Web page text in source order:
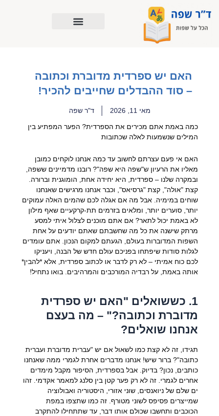
לתוכן
האם יש ספרדית מדוברת וכתובה
– סוד ההבדלים שחייבים להכיר!
מאי 11, 2026 ד"ר שפה
כמה באמת אתם מכירים את הספרדית? הפער המפתיע בין
המילים שנשמעות לאלה שכתובות
האם אי פעם עצרתם לחשוב עד כמה אנחנו לוקחים כמובן
מאליו את הרעיון ש"שפה היא שפה"? רובנו מדמיינים ששפה,
ובמקרה שלנו – ספרדית, היא יחידה אחת, הומוגנית וברורה.
קצת "אולה", קצת "גרסיאס", וכבר אנחנו מרגישים שאנחנו
שוחים במימיה. אבל מה אם אגלה לכם שהמים האלה עמוקים
יותר, סוערים יותר, ומלאים בזרמים תת-קרקעיים שאף מילון
לא באמת יכול לתאר? אם אתם מוכנים לצלול איתי למסע
מרתק שישנה את כל מה שחשבתם שאתם יודעים על אחת
השפות המדוברות בעולם, הגעתם למקום הנכון. אתם עומדים
לגלות סודות שיפתחו בפניכם עולם חדש של הבנה, ויעניקו
לכם כוח אמיתי – לא רק לדבר או לכתוב ספרדית, אלא *להבין*
אותה באמת, על רבדיה המורכבים והמרהיבים. בואו נתחיל!
1. כששואלים "האם יש ספרדית
מדוברת וכתובה?" – מה בעצם
אנחנו שואלים?
תגידו, זה לא קצת כמו לשאול אם יש "עברית מדוברת ועברית
כתובה"? ברור שיש! אנחנו מדברים אחרת לגמרי ממה שאנחנו
כותבים, נכון? בדיוק. אבל בספרדית, הסיפור מקבל מימדים
אחרים לגמרי. זה לא רק פער קטן בין סלנג למאמר אקדמי. זהו
ים שלם של ניואנסים, שוני אזורי, היסטוריה ואבולוציה
שמייצרים פסיפס לשוני מטורף. זה כמו שתצפו במפת
הכוכבים ותחשבו שכולם אותו דבר, עד שתתחילו להתקרב